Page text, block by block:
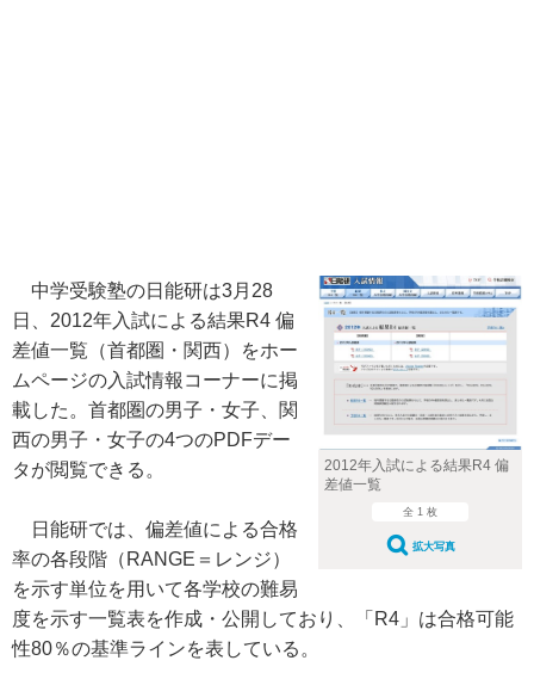
2012年入試による結果R4 偏
差値一覧
全 1 枚
拡大写真
中学受験塾の日能研は3月28
日、2012年入試による結果R4 偏
差値一覧（首都圏・関西）をホー
ムページの入試情報コーナーに掲
載した。首都圏の男子・女子、関
西の男子・女子の4つのPDFデー
タが閲覧できる。
日能研では、偏差値による合格
率の各段階（RANGE＝レンジ）
を示す単位を用いて各学校の難易
度を示す一覧表を作成・公開しており、「R4」は合格可能
性80％の基準ラインを表している。